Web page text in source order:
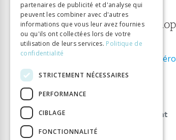
4/2011
Mobilités et développement
transfrontalier
Télécharger le numéro
GÉO-REGARDS 4/2011
Editorial. Mobilités et développement
transfrontalier
Patrick Rérat
partenaires de publicité et d'analyse qui
peuvent les combiner avec d'autres
informations que vous leur avez fournies
ou qu'ils ont collectées lors de votre
utilisation de leurs services. Politique de
confidentialité
STRICTEMENT NÉCESSAIRES
PERFORMANCE
CIBLAGE
FONCTIONNALITÉ